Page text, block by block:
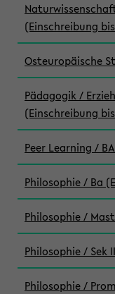
(Einschreibung
Osteuropäische
Pädagogik /
(Einschreibung
Peer Learning /
Philosophie / Ba
Philosophie /
Philosophie / Sek II
Philosophie /